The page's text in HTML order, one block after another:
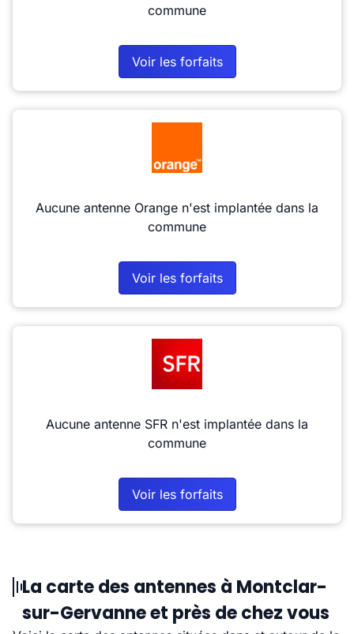
commune
Voir les forfaits
Aucune antenne Orange n'est implantée dans la
commune
Voir les forfaits
Aucune antenne SFR n'est implantée dans la
commune
Voir les forfaits
La carte des antennes à Montclar-
sur-Gervanne et près de chez vous